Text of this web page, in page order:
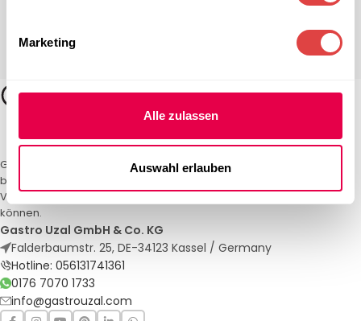
Marketing
Alle zulassen
Auswahl erlauben
Gastro Uzal – Ihr Spezialist für Gastronomiemöbel und -textilien. Wir
bieten maßgeschneiderte Lösungen für Restaurants, Hotels und
Veranstaltungen. Qualität und Service, auf die Sie sich verlassen
können.
Gastro Uzal GmbH & Co. KG
Falderbaumstr. 25, DE-34123 Kassel / Germany
Hotline: 056131741361
0176 7070 1733
info@gastrouzal.com